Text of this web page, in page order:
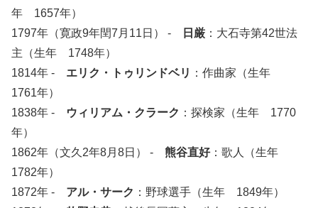
年 1657年）
1797年（寛政9年閏7月11日） -
日厳 ：大石寺第42世法
主（生年 1748年）
1814年 - エリク・トゥリンドベリ ：作曲家（生年
1761年）
1838年 -
ウィリアム・クラーク ：探検家（生年 1770
年）
1862年（文久2年8月8日） - 熊谷直好：歌人（生年
1782年）
1872年 - アル・サーク ：野球選手（生年 1849年）